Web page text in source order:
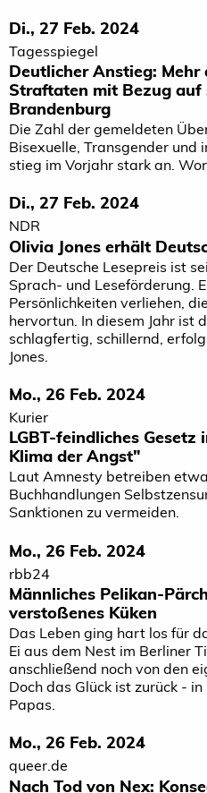
Di., 27 Feb. 2024
Tagesspiegel
Deutlicher Anstieg:
Straftaten mit Bezug auf
Brandenburg
Die Zahl der gemeldeten
Bisexuelle, Transgender und
stieg im Vorjahr stark an.
Di., 27 Feb. 2024
NDR
Olivia Jones erhält
Der Deutsche Lesepreis ist
Sprach- und Leseförderung.
Persönlichkeiten verliehen,
hervortun. In diesem Jahr ist
schlagfertig, schillernd,
Jones.
Mo., 26 Feb. 2024
Kurier
LGBT-feindliches
Klima der Angst"
Laut Amnesty betreiben
Buchhandlungen
Sanktionen zu vermeiden.
Mo., 26 Feb. 2024
rbb24
Männliches Pelikan-
verstoßenes Küken
Das Leben ging hart los für
Ei aus dem Nest im Berliner
anschließend noch von den
Doch das Glück ist zurück -
Papas.
Mo., 26 Feb. 2024
queer.de
Nach Tod von Nex: